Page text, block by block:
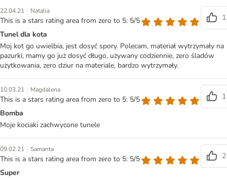
22.04.21 | Natalia
This is a stars rating area from zero to 5: 5/5
1
Tunel dla kota
Moj kot go uwielbia, jest dosyć spory. Polecam, materiał wytrzymały na
pazurki, mamy go już dosyć długo, używany codziennie, zero śladów
użytkowania, zero dziur na materiale, bardzo wytrzymały.
10.03.21 | Magdalena
This is a stars rating area from zero to 5: 5/5
1
Bomba
Moje kociaki zachwycone tunele
09.02.21 | Samanta
This is a stars rating area from zero to 5: 5/5
2
Super